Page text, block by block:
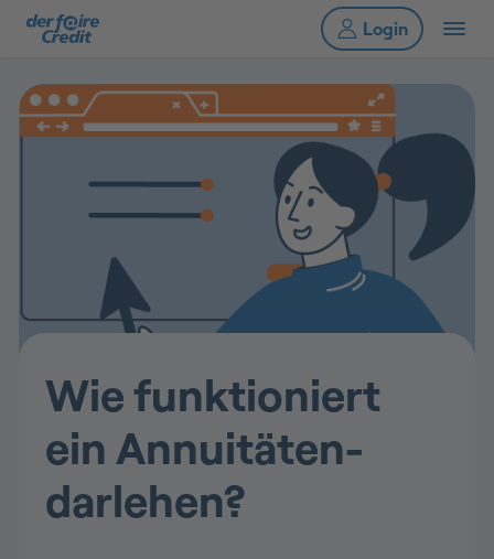
Wie funktioniert
ein Annuitäten­
darlehen?